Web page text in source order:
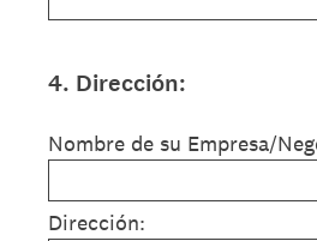
Question
4. Dirección:
Nombre de su Empresa/
Dirección: